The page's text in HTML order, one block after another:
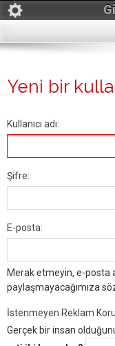
Yeni bir
Kullanıcı adı:
Şifre:
E-posta:
Merak etmeyin, e-posta
paylaşmayacağımıza
İstenmeyen Reklam
Gerçek bir insan